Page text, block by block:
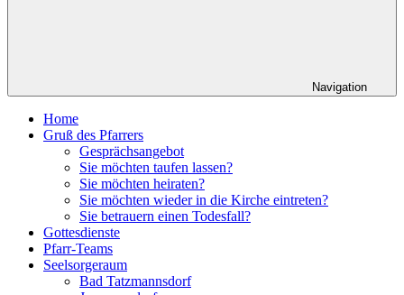
Navigation
Home
Gruß des Pfarrers
Gesprächsangebot
Sie möchten taufen lassen?
Sie möchten heiraten?
Sie möchten wieder in die Kirche eintreten?
Sie betrauern einen Todesfall?
Gottesdienste
Pfarr-Teams
Seelsorgeraum
Bad Tatzmannsdorf